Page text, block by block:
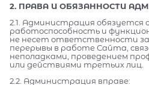
2. ПРАВА И ОБЯЗАННОСТИ
2.1. Администрация обязуется
работоспособность и
не несет ответственности за
перерывы в работе Сайта,
неполадками, проведением
или действиями третьих лиц.
2.2. Администрация вправе: